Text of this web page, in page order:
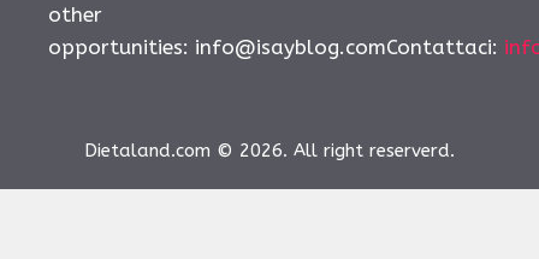
other
opportunities: info@isayblog.comContattaci:
Dietaland.com © 2026. All right reserverd.